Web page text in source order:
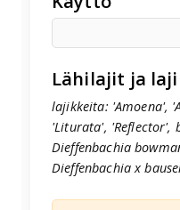
Lähilajit ja
lajikkeita: 'Amoena',
'Liturata', 'Reflector',
Dieffenbachia
Dieffenbachia x